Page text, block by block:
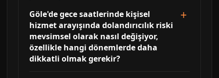
Göle'de gece saatlerinde kişisel
hizmet arayışında dolandırıcılık riski
mevsimsel olarak nasıl değişiyor,
özellikle hangi dönemlerde daha
dikkatli olmak gerekir?